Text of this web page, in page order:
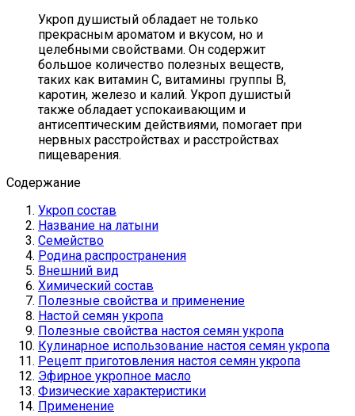
Укроп душистый обладает не только
прекрасным ароматом и вкусом, но и
целебными свойствами. Он содержит
большое количество полезных веществ,
таких как витамин С, витамины группы В,
каротин, железо и калий. Укроп душистый
также обладает успокаивающим и
антисептическим действиями, помогает при
нервных расстройствах и расстройствах
пищеварения.
Содержание
Укроп состав
Название на латыни
Семейство
Родина распространения
Внешний вид
Химический состав
Полезные свойства и применение
Настой семян укропа
Полезные свойства настоя семян укропа
Кулинарное использование настоя семян укропа
Рецепт приготовления настоя семян укропа
Эфирное укропное масло
Физические характеристики
Применение